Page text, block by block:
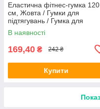
Еластична фітнес-гумка 120
см, Жовта / Гумки для
підтягувань / Гумка для
фітнесу / Стрічка для
пілатесу
В наявності
169,40 ₴ 242 ₴
Купити